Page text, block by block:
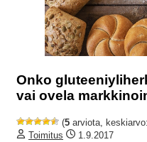
Onko
vai ovela
(5 arviota, keskiarvo:
Toimitus
1.9.2017